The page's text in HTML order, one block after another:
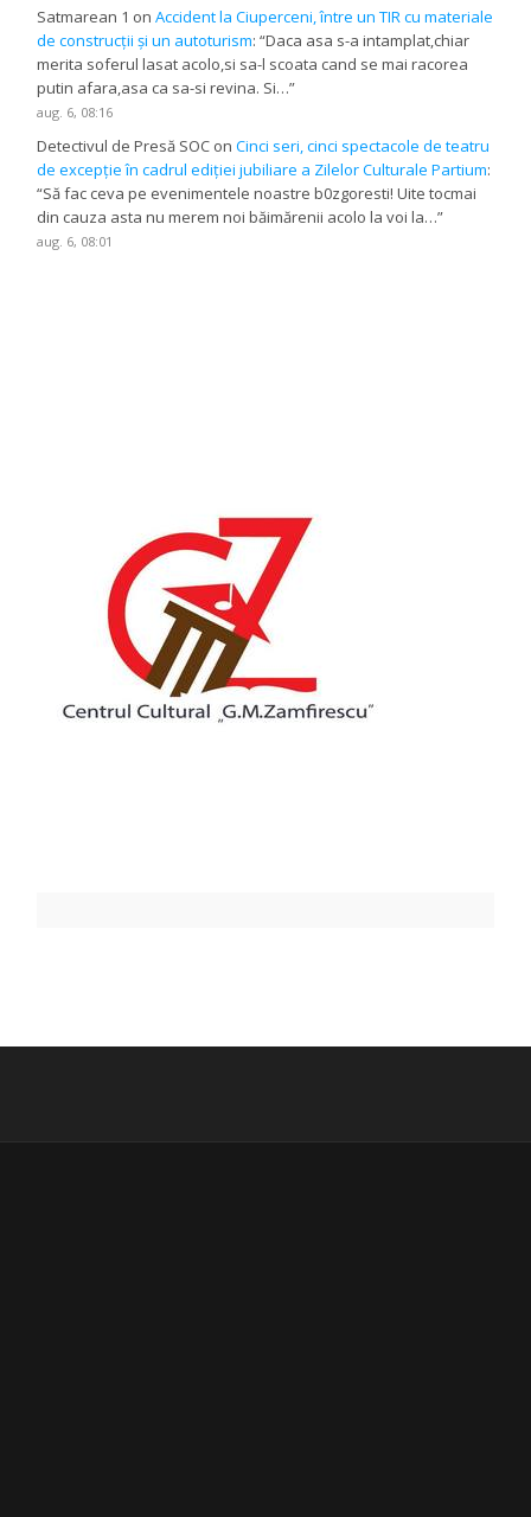
Satmarean 1 onAccident la Ciuperceni, între un TIR cu materiale
de construcții și un autoturism: “Daca asa s-a intamplat,chiar
merita soferul lasat acolo,si sa-l scoata cand se mai racorea
putin afara,asa ca sa-si revina. Si…”
aug. 6, 08:16
Detectivul de Presă SOC onCinci seri, cinci spectacole de teatru
de excepție în cadrul ediției jubiliare a Zilelor Culturale Partium:
“Să fac ceva pe evenimentele noastre b0zgoresti! Uite tocmai
din cauza asta nu merem noi băimărenii acolo la voi la…”
aug. 6, 08:01